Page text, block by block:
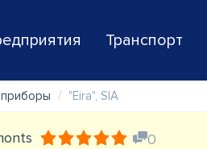
Транспорт
"Eira", SIA
0